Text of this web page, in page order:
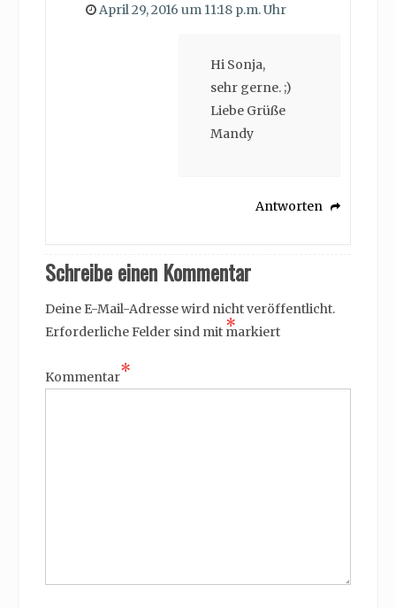
April 29, 2016 um 11:18 p.m. Uhr
Hi Sonja,
sehr gerne. ;)
Liebe Grüße
Mandy
Antworten
Schreibe einen Kommentar
Deine E-Mail-Adresse wird nicht veröffentlicht.
Erforderliche Felder sind mit *
markiert
Kommentar*